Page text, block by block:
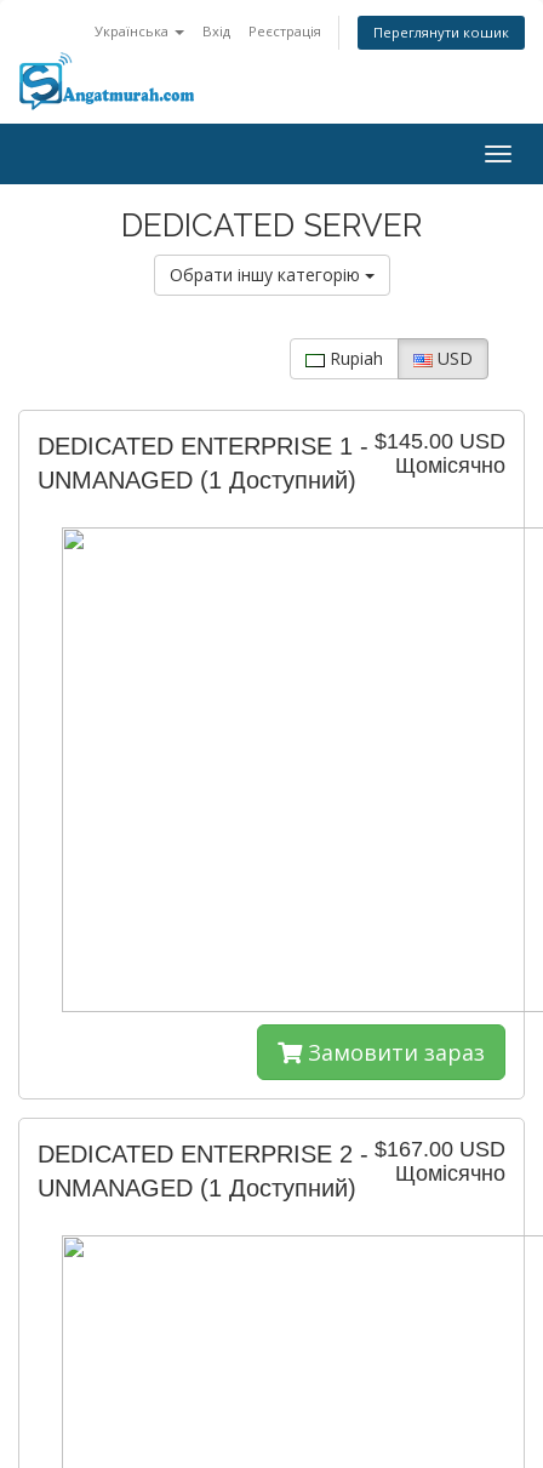
Українська Вхід Реєстрація Переглянути кошик
DEDICATED SERVER
Обрати іншу категорію
Rupiah USD
$145.00 USD
Щомісячно
DEDICATED ENTERPRISE 1 -
UNMANAGED (1 Доступний)
Замовити зараз
$167.00 USD
Щомісячно
DEDICATED ENTERPRISE 2 -
UNMANAGED (1 Доступний)